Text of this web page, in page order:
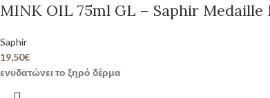
MINK OIL 75ml GL – Saphir Medaille
Saphir
19,50€
ενυδατώνει το ξηρό δέρμα